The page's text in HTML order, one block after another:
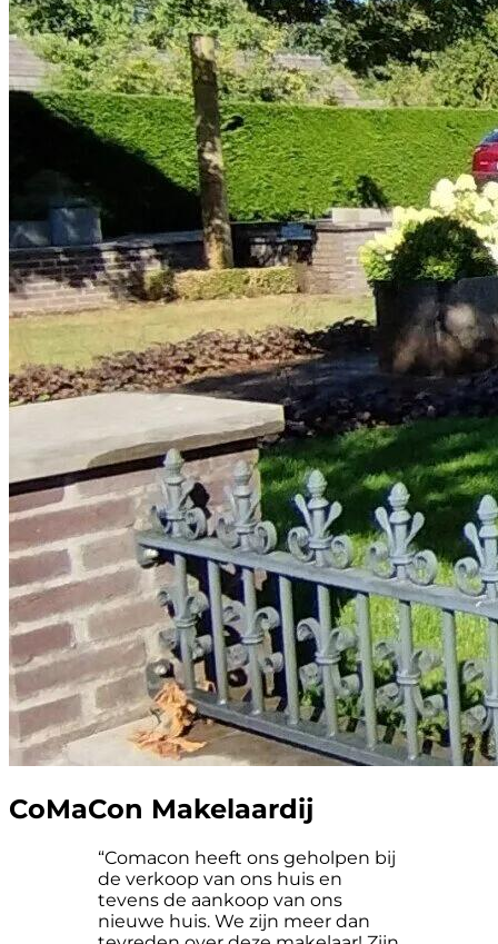
CoMaCon Makelaardij
“Comacon heeft ons geholpen bij
de verkoop van ons huis en
tevens de aankoop van ons
nieuwe huis. We zijn meer dan